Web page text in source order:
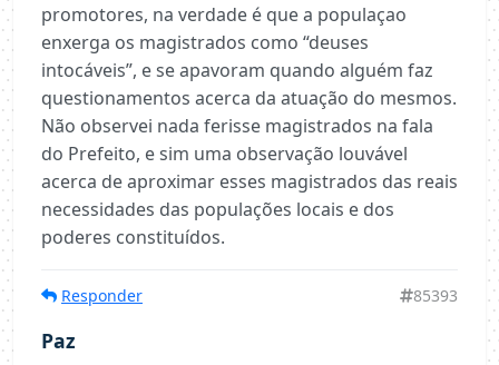
promotores, na verdade é que a populaçao
enxerga os magistrados como “deuses
intocáveis”, e se apavoram quando alguém faz
questionamentos acerca da atuação do mesmos.
Não observei nada ferisse magistrados na fala
do Prefeito, e sim uma observação louvável
acerca de aproximar esses magistrados das reais
necessidades das populações locais e dos
poderes constituídos.
Responder 85393
Paz